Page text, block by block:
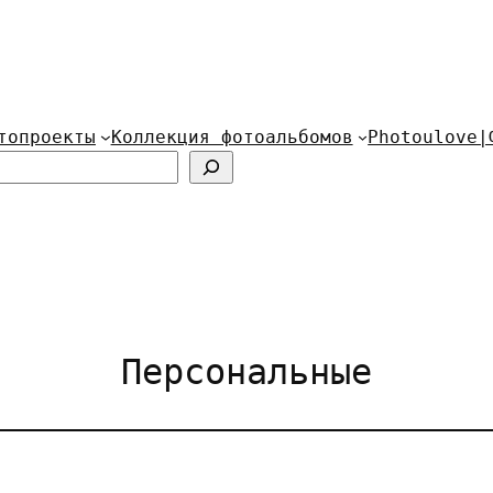
Коллекция фотоальбомов
Персональные